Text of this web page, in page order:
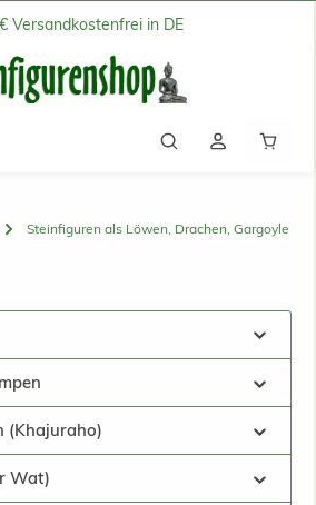
Versandkostenfrei in DE
Steinfiguren als Löwen, Drachen, Gargoyle
(Khajuraho)
Wat)